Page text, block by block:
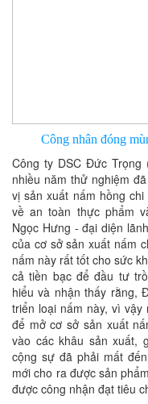
Công nhân đóng
Công ty DSC Đức
nhiều năm thử nghiệm
vị sản xuất nấm hồng
về an toàn thực phẩm
Ngọc Hưng - đại diện
của cơ sở sản xuất nấm
nấm này rất tốt cho sức
cả tiền bạc để đầu tư
hiểu và nhận thấy rằng,
triển loại nấm này, vì
để mở cơ sở sản xuất
vào các khâu sản xuất,
cộng sự đã phải mất
mới cho ra được sản
được công nhận đạt tiêu